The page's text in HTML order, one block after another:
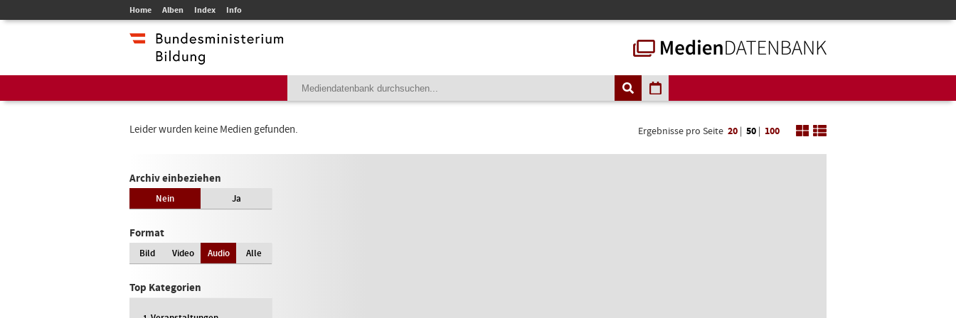
Home Alben Index Info
Leider wurden keine Medien gefunden. Ergebnisse pro Seite 20 | 50 | 100
Archiv einbeziehen
Nein Ja
Format
Bild Video Audio Alle
Top Kategorien